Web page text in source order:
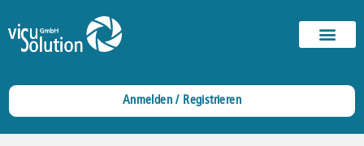
Anmelden / Registrieren